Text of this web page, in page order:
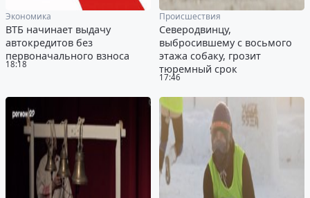
18:18
Экономика
ВТБ начинает выдачу
автокредитов без
первоначального взноса
17:46
Происшествия
Северодвинцу,
выбросившему с восьмого
этажа собаку, грозит
тюремный срок